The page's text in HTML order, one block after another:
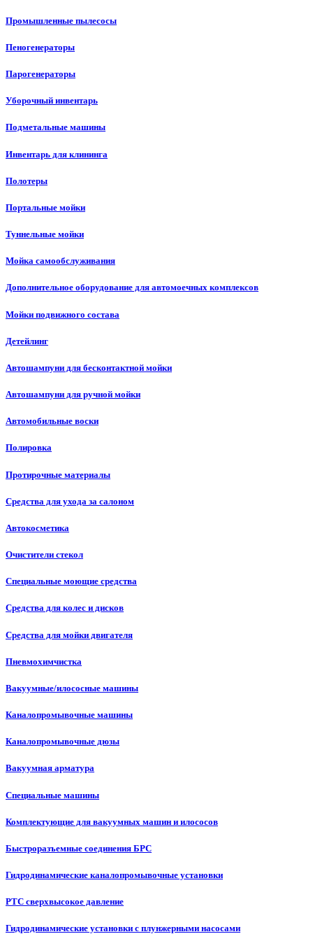
Промышленные пылесосы
Пеногенераторы
Парогенераторы
Уборочный инвентарь
Подметальные машины
Инвентарь для клининга
Полотеры
Портальные мойки
Туннельные мойки
Мойка самообслуживания
Дополнительное оборудование для автомоечных комплексов
Мойки подвижного состава
Детейлинг
Автошампуни для бесконтактной мойки
Автошампуни для ручной мойки
Автомобильные воски
Полировка
Протирочные материалы
Средства для ухода за салоном
Автокосметика
Очистители стекол
Специальные моющие средства
Средства для колес и дисков
Средства для мойки двигателя
Пневмохимчистка
Вакуумные/илососные машины
Каналопромывочные машины
Каналопромывочные дюзы
Вакуумная арматура
Специальные машины
Комплектующие для вакуумных машин и илососов
Быстроразъемные соединения БРС
Гидродинамические каналопромывочные установки
РТС сверхвысокое давление
Гидродинамические установки с плунжерными насосами